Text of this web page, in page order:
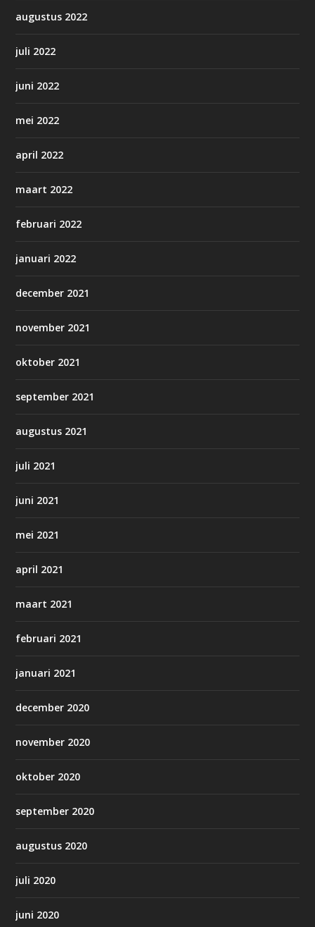
augustus 2022
juli 2022
juni 2022
mei 2022
april 2022
maart 2022
februari 2022
januari 2022
december 2021
november 2021
oktober 2021
september 2021
augustus 2021
juli 2021
juni 2021
mei 2021
april 2021
maart 2021
februari 2021
januari 2021
december 2020
november 2020
oktober 2020
september 2020
augustus 2020
juli 2020
juni 2020